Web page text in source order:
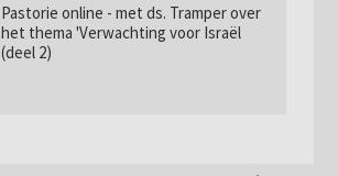
Pastorie online - met ds. Tramper over
het thema 'Verwachting voor Israël
(deel 2)